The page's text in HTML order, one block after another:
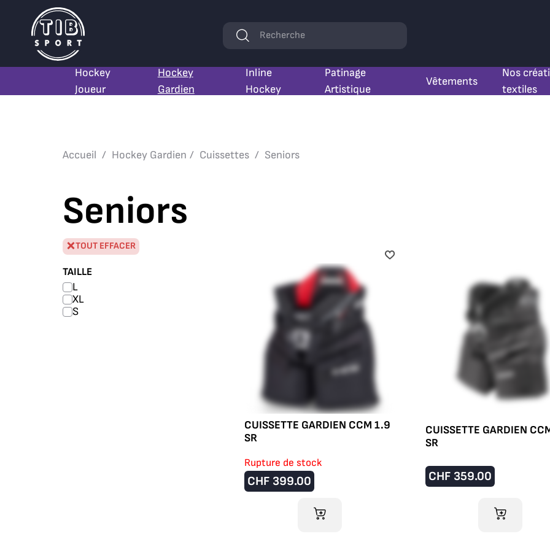
Hockey
Joueur
Hockey
Gardien
Inline
Hockey
Patinage
Artistique
Vêtements
Nos
textiles
Mots
Rechercher
Accueil Hockey Gardien Cuissettes Seniors
Seniors
TOUT EFFACER
TAILLE
L
XL
S
CUISSETTE GARDIEN CCM 1.9
SR
Rupture de stock
CHF 399.00
AJOUTER AU PANIER
CUISSETTE GARDIEN
SR
CHF 359.00
AJOUTER AU